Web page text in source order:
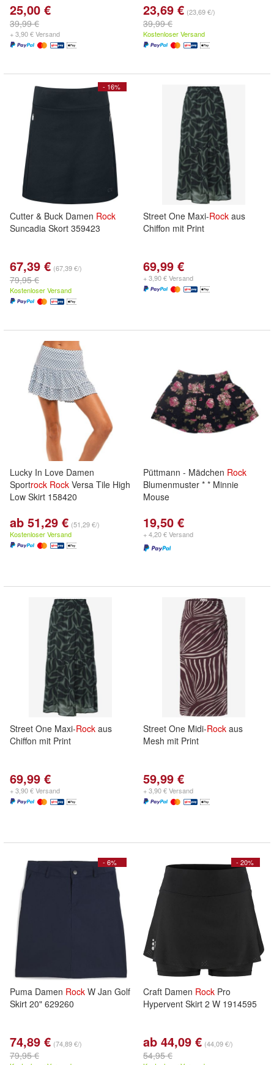
25,00 €
39,99 €
+ 3,90 € Versand
23,69 € (23,69 €/)
39,99 €
Kostenloser Versand
- 16%
Cutter & Buck Damen Rock
Suncadia Skort 359423
67,39 € (67,39 €/)
79,95 €
Kostenloser Versand
Street One Maxi-Rock aus
Chiffon mit Print
69,99 €
+ 3,90 € Versand
Lucky In Love Damen
Sportrock Rock Versa Tile High
Low Skirt 158420
ab 51,29 € (51,29 €/)
Kostenloser Versand
Püttmann - Mädchen Rock
Blumenmuster * * Minnie
Mouse
19,50 €
+ 4,20 € Versand
Street One Maxi-Rock aus
Chiffon mit Print
69,99 €
+ 3,90 € Versand
Street One Midi-Rock aus
Mesh mit Print
59,99 €
+ 3,90 € Versand
- 6%
Puma Damen Rock W Jan Golf
Skirt 20" 629260
74,89 € (74,89 €/)
79,95 €
- 20%
Craft Damen Rock Pro
Hypervent Skirt 2 W 1914595
ab 44,09 € (44,09 €/)
54,95 €